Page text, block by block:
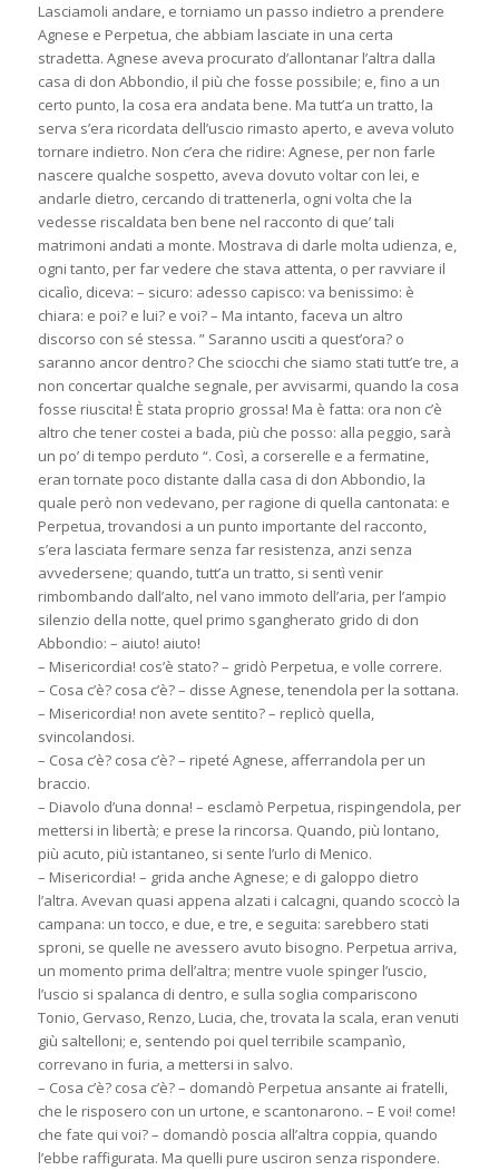
Lasciamoli andare, e torniamo un passo indietro a prendere
Agnese e Perpetua, che abbiam lasciate in una certa
stradetta. Agnese aveva procurato d’allontanar l’altra dalla
casa di don Abbondio, il più che fosse possibile; e, fino a un
certo punto, la cosa era andata bene. Ma tutt’a un tratto, la
serva s’era ricordata dell’uscio rimasto aperto, e aveva voluto
tornare indietro. Non c’era che ridire: Agnese, per non farle
nascere qualche sospetto, aveva dovuto voltar con lei, e
andarle dietro, cercando di trattenerla, ogni volta che la
vedesse riscaldata ben bene nel racconto di que’ tali
matrimoni andati a monte. Mostrava di darle molta udienza, e,
ogni tanto, per far vedere che stava attenta, o per ravviare il
cicalìo, diceva: – sicuro: adesso capisco: va benissimo: è
chiara: e poi? e lui? e voi? – Ma intanto, faceva un altro
discorso con sé stessa. ” Saranno usciti a quest’ora? o
saranno ancor dentro? Che sciocchi che siamo stati tutt’e tre, a
non concertar qualche segnale, per avvisarmi, quando la cosa
fosse riuscita! È stata proprio grossa! Ma è fatta: ora non c’è
altro che tener costei a bada, più che posso: alla peggio, sarà
un po’ di tempo perduto “. Così, a corserelle e a fermatine,
eran tornate poco distante dalla casa di don Abbondio, la
quale però non vedevano, per ragione di quella cantonata: e
Perpetua, trovandosi a un punto importante del racconto,
s’era lasciata fermare senza far resistenza, anzi senza
avvedersene; quando, tutt’a un tratto, si sentì venir
rimbombando dall’alto, nel vano immoto dell’aria, per l’ampio
silenzio della notte, quel primo sgangherato grido di don
Abbondio: – aiuto! aiuto!
– Misericordia! cos’è stato? – gridò Perpetua, e volle correre.
– Cosa c’è? cosa c’è? – disse Agnese, tenendola per la sottana.
– Misericordia! non avete sentito? – replicò quella,
svincolandosi.
– Cosa c’è? cosa c’è? – ripeté Agnese, afferrandola per un
braccio.
– Diavolo d’una donna! – esclamò Perpetua, rispingendola, per
mettersi in libertà; e prese la rincorsa. Quando, più lontano,
più acuto, più istantaneo, si sente l’urlo di Menico.
– Misericordia! – grida anche Agnese; e di galoppo dietro
l’altra. Avevan quasi appena alzati i calcagni, quando scoccò la
campana: un tocco, e due, e tre, e seguita: sarebbero stati
sproni, se quelle ne avessero avuto bisogno. Perpetua arriva,
un momento prima dell’altra; mentre vuole spinger l’uscio,
l’uscio si spalanca di dentro, e sulla soglia compariscono
Tonio, Gervaso, Renzo, Lucia, che, trovata la scala, eran venuti
giù saltelloni; e, sentendo poi quel terribile scampanìo,
correvano in furia, a mettersi in salvo.
– Cosa c’è? cosa c’è? – domandò Perpetua ansante ai fratelli,
che le risposero con un urtone, e scantonarono. – E voi! come!
che fate qui voi? – domandò poscia all’altra coppia, quando
l’ebbe raffigurata. Ma quelli pure usciron senza rispondere.